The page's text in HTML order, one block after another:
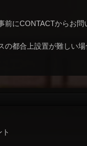
前にCONTACTからお問
の都合上設置が難しい場
ト